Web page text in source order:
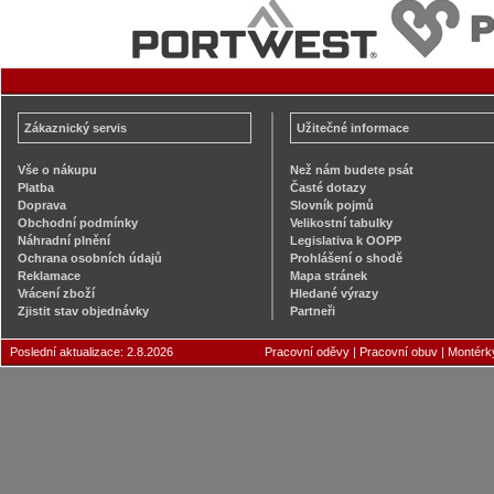
Zákaznický servis
Vše o nákupu
Platba
Doprava
Obchodní podmínky
Náhradní plnění
Ochrana osobních údajů
Reklamace
Vrácení zboží
Zjistit stav objednávky
Užitečné informace
Než nám budete psát
Časté dotazy
Slovník pojmů
Velikostní tabulky
Legislativa k OOPP
Prohlášení o shodě
Mapa stránek
Hledané výrazy
Partneři
Poslední aktualizace: 2.8.2026 Pracovní oděvy | Pracovní obuv |